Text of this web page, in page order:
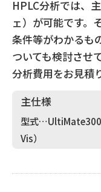
HPLC分析では、
ェ）が可能です。
条件等がわかるも
ついても検討させ
分析費用をお見積
主仕様
型式
Vis）